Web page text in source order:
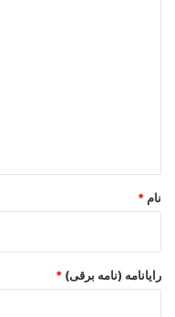
نام *
رایانامه (نامه برقی) *